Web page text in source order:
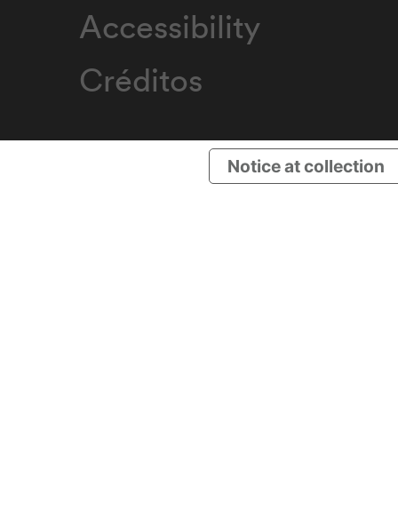
Accessibility
Créditos
Notice at collection